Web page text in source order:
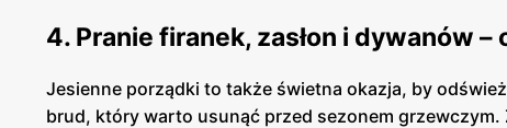
4. Pranie firanek, zasłon i dywanów
Jesienne porządki to także świetna okazja, by
brud, który warto usunąć przed sezonem